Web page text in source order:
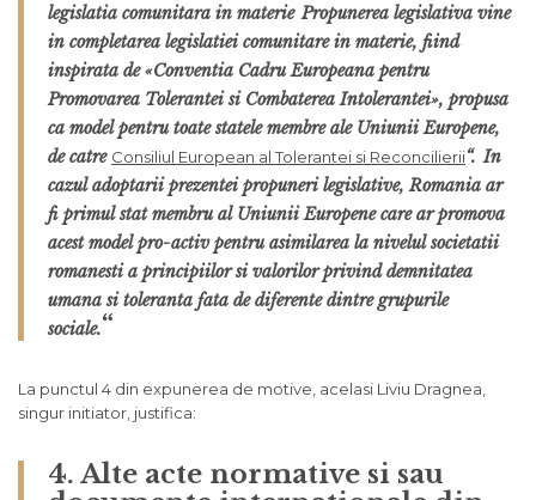
legislatia comunitara in materie Propunerea legislativa vine
in completarea legislatiei comunitare in materie, fiind
inspirata de «Conventia Cadru Europeana pentru
Promovarea Tolerantei si Combaterea Intolerantei», propusa
ca model pentru toate statele membre ale Uniunii Europene,
de catre Consiliul European al Tolerantei si Reconcilierii“. In
cazul adoptarii prezentei propuneri legislative, Romania ar
fi primul stat membru al Uniunii Europene care ar promova
acest model pro-activ pentru asimilarea la nivelul societatii
romanesti a principiilor si valorilor privind demnitatea
umana si toleranta fata de diferente dintre grupurile
sociale.“
La punctul 4 din expunerea de motive, acelasi Liviu Dragnea,
singur initiator, justifica:
4. Alte acte normative si sau